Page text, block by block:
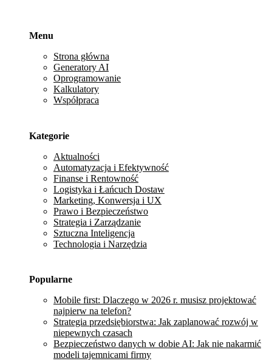
Menu
Strona główna
Generatory AI
Oprogramowanie
Kalkulatory
Współpraca
Kategorie
Aktualności
Automatyzacja i Efektywność
Finanse i Rentowność
Logistyka i Łańcuch Dostaw
Marketing, Konwersja i UX
Prawo i Bezpieczeństwo
Strategia i Zarządzanie
Sztuczna Inteligencja
Technologia i Narzędzia
Popularne
Mobile first: Dlaczego w 2026 r. musisz projektować
najpierw na telefon?
Strategia przedsiębiorstwa: Jak zaplanować rozwój w
niepewnych czasach
Bezpieczeństwo danych w dobie AI: Jak nie nakarmić
modeli tajemnicami firmy